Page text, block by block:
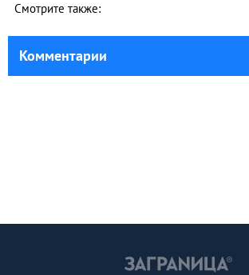
Смотрите также:
Комментарии